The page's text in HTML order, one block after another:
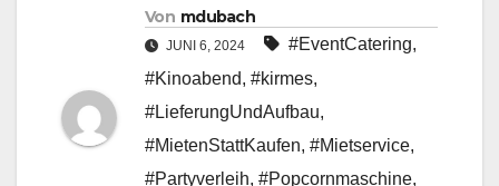
Von mdubach
JUNI 6, 2024 #EventCatering,
#Kinoabend, #kirmes,
#LieferungUndAufbau,
#MietenStattKaufen, #Mietservice,
#Partyverleih, #Popcornmaschine,